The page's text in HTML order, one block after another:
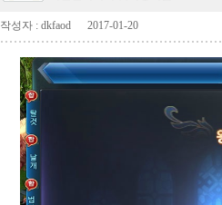
작성자 : dkfaod 2017-01-20